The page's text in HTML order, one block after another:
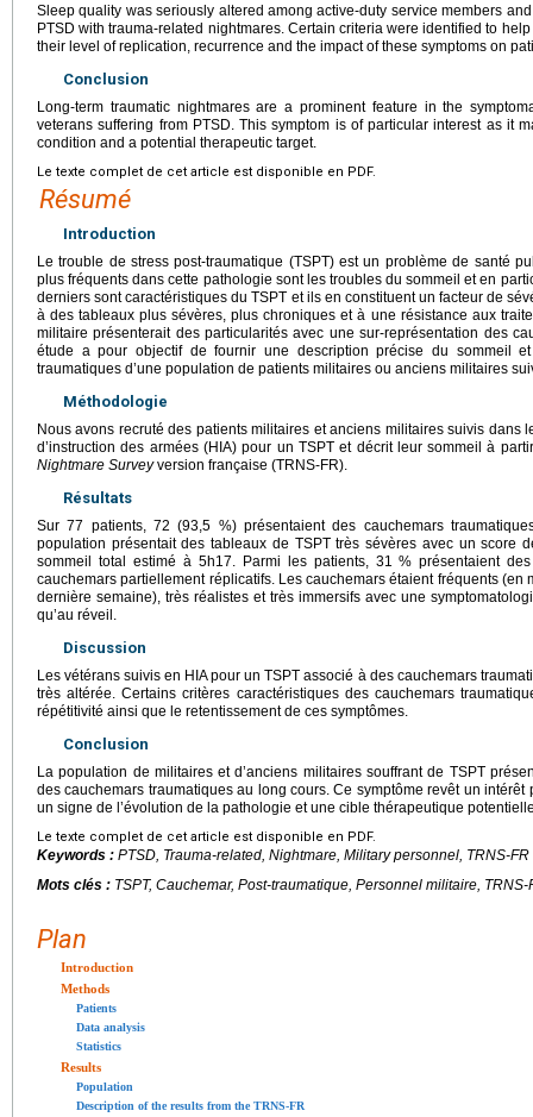
Sleep quality was seriously altered among active-duty service members
PTSD with trauma-related nightmares. Certain criteria were identified to
their level of replication, recurrence and the impact of these symptoms on
Conclusion
Long-term traumatic nightmares are a prominent feature in the
veterans suffering from PTSD. This symptom is of particular interest as it
condition and a potential therapeutic target.
Le texte complet de cet article est disponible en PDF.
Résumé
Introduction
Le trouble de stress post-traumatique (TSPT) est un problème de santé
plus fréquents dans cette pathologie sont les troubles du sommeil et en
derniers sont caractéristiques du TSPT et ils en constituent un facteur de
à des tableaux plus sévères, plus chroniques et à une résistance aux
militaire présenterait des particularités avec une sur-représentation des
étude a pour objectif de fournir une description précise du sommeil
traumatiques d’une population de patients militaires ou anciens militaires
Méthodologie
Nous avons recruté des patients militaires et anciens militaires suivis dans
d’instruction des armées (HIA) pour un TSPT et décrit leur sommeil à
Nightmare Surveyversion française (TRNS-FR).
Résultats
Sur 77 patients, 72 (93,5 %) présentaient des cauchemars
population présentait des tableaux de TSPT très sévères avec un score
sommeil total estimé à 5h17. Parmi les patients, 31 % présentaient
cauchemars partiellement réplicatifs. Les cauchemars étaient fréquents (en
dernière semaine), très réalistes et très immersifs avec une
qu’au réveil.
Discussion
Les vétérans suivis en HIA pour un TSPT associé à des cauchemars
très altérée. Certains critères caractéristiques des cauchemars
répétitivité ainsi que le retentissement de ces symptômes.
Conclusion
La population de militaires et d’anciens militaires souffrant de TSPT
des cauchemars traumatiques au long cours. Ce symptôme revêt un
un signe de l’évolution de la pathologie et une cible thérapeutique
Le texte complet de cet article est disponible en PDF.
Keywords : PTSD, Trauma-related, Nightmare, Military personnel, TRNS-FR
Mots clés : TSPT, Cauchemar, Post-traumatique, Personnel militaire, TRNS-
Plan
Introduction
Methods
Patients
Data analysis
Statistics
Results
Population
Description of the results from the TRNS-FR